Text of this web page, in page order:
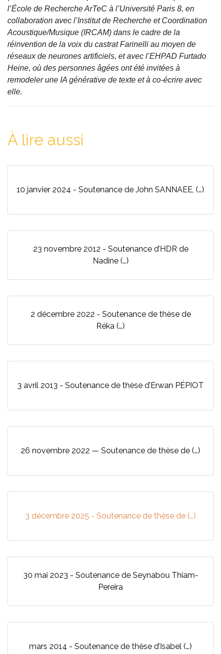
l’École de Recherche ArTeC à l’Université Paris 8, en
collaboration avec l’Institut de Recherche et Coordination
Acoustique/Musique (IRCAM) dans le cadre de la
réinvention de la voix du castrat Farinelli au moyen de
réseaux de neurones artificiels, et avec l’EHPAD Furtado
Heine, où des personnes âgées ont été invitées à
remodeler une IA générative de texte et à co-écrire avec
elle.
À lire aussi
10 janvier 2024 - Soutenance de John SANNAEE, (…)
23 novembre 2012 - Soutenance d’HDR de
Nadine (…)
2 décembre 2022 - Soutenance de thèse de
Réka (…)
3 avril 2013 - Soutenance de thèse d’Erwan PÉPIOT
26 novembre 2022 — Soutenance de thèse de (…)
3 décembre 2025 - Soutenance de thèse de (…)
30 mai 2023 - Soutenance de Seynabou Thiam-
Pereira
mars 2014 - Soutenance de thèse d’Isabel (…)